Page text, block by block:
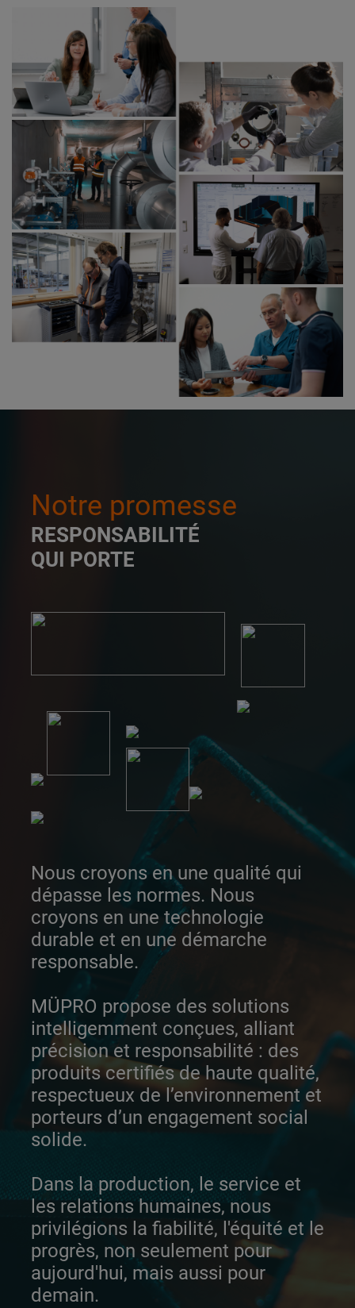
Notre promesse
RESPONSABILITÉ
QUI PORTE
Nous croyons en une qualité qui
dépasse les normes. Nous
croyons en une technologie
durable et en une démarche
responsable.
MÜPRO propose des solutions
intelligemment conçues, alliant
précision et responsabilité : des
produits certifiés de haute qualité,
respectueux de l’environnement et
porteurs d’un engagement social
solide.
Dans la production, le service et
les relations humaines, nous
privilégions la fiabilité, l'équité et le
progrès, non seulement pour
aujourd'hui, mais aussi pour
demain.